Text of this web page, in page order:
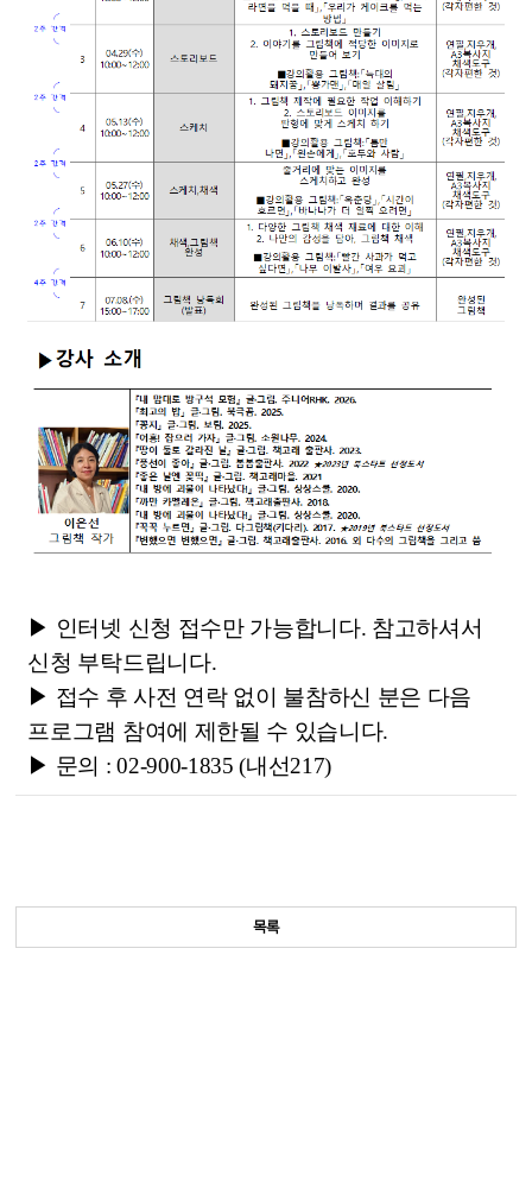
▶ 인터넷 신청 접수만 가능합니다. 참고하셔서
신청 부탁드립니다.
▶ 접수 후 사전 연락 없이 불참하신 분은 다음
프로그램 참여에 제한될 수 있습니다.
▶ 문의 : 02-900-1835 (내선217)
목록